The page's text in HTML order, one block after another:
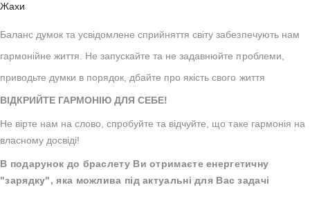
Жахи
Баланс думок та усвідомлене сприйняття світу забезпечують нам
гармонійне життя. Не запускайте та не задавнюйте проблеми,
приводьте думки в порядок, дбайте про якість свого життя
ВІДКРИЙТЕ ГАРМОНІЮ ДЛЯ СЕБЕ!
Не вірте нам на слово, спробуйте та відчуйте, що таке гармонія на
власному досвіді!
В подарунок до браслету Ви отримаєте енергетичну
"зарядку", яка можлива під актуальні для Вас задачі